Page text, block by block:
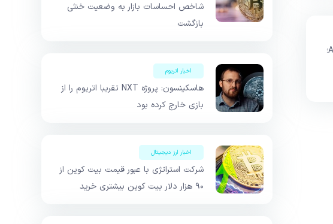
چالش جنجالی BitGo برای Anthropic؛
شاخص احساسات بازار به وضعیت خنثی
بازگشت
اخبار اتریوم
هاسکینسون: پروژه NXT تقریبا اتریوم را از
بازی خارج کرده بود
اخبار ارز دیجیتال
شرکت استراتژی با عبور قیمت بیت‌ کوین از
۹۰ هزار دلار بیت کوین بیشتری خرید